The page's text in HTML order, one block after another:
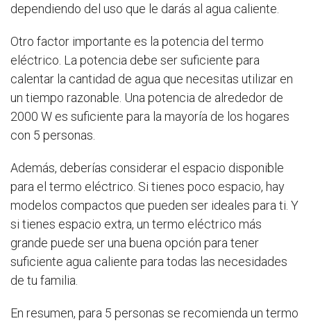
dependiendo del uso que le darás al agua caliente.
Otro factor importante es la potencia del termo
eléctrico. La potencia debe ser suficiente para
calentar la cantidad de agua que necesitas utilizar en
un tiempo razonable. Una potencia de alrededor de
2000 W es suficiente para la mayoría de los hogares
con 5 personas.
Además, deberías considerar el espacio disponible
para el termo eléctrico. Si tienes poco espacio, hay
modelos compactos que pueden ser ideales para ti. Y
si tienes espacio extra, un termo eléctrico más
grande puede ser una buena opción para tener
suficiente agua caliente para todas las necesidades
de tu familia.
En resumen, para 5 personas se recomienda un termo